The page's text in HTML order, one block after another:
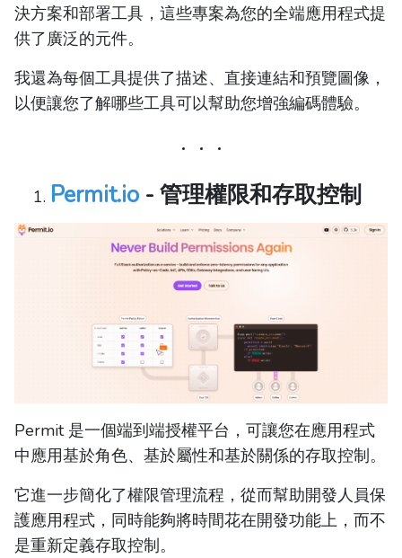
決方案和部署工具，這些專案為您的全端應用程式提
供了廣泛的元件。
我還為每個工具提供了描述、直接連結和預覽圖像，
以便讓您了解哪些工具可以幫助您增強編碼體驗。
Permit.io - 管理權限和存取控制
Permit 是一個端到端授權平台，可讓您在應用程式
中應用基於角色、基於屬性和基於關係的存取控制。
它進一步簡化了權限管理流程，從而幫助開發人員保
護應用程式，同時能夠將時間花在開發功能上，而不
是重新定義存取控制。